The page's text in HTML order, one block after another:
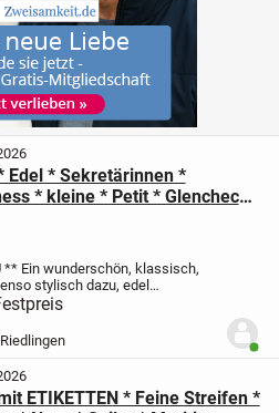
Edel * Sekretärinnen *
* kleine * Petit * Glencheck
* Maxi * Long * High Waist *
Gr. 34- 36/ XS- S *
* cremè- beige *
** Ein wunderschön, klassisch,
stylisch dazu, edel
schwarz * cremè- beige
* Petit * Glencheck * Pepita *
Sekretärinnen * Business
ETIKETTEN * Feine Streifen *